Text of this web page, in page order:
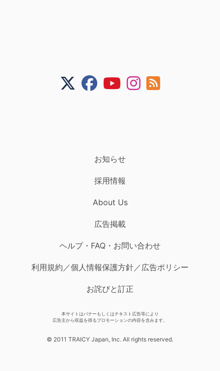
お知らせ
採用情報
About Us
広告掲載
ヘルプ・FAQ・お問い合わせ
利用規約／個人情報保護方針／広告ポリシー
お詫びと訂正
本サイトはバナーもしくはテキスト広告等により
広告主から収益を得るプロモーションの内容を含みます。
© 2011 TRAICY Japan, Inc. All rights reserved.